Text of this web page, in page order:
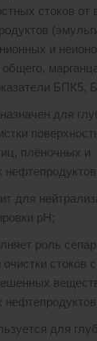
стоков от
и
БПК5,
для
плёночных и
для
рН;
роль
стоков
для